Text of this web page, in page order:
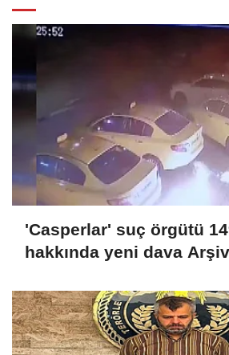
'Casperlar' suç örgütü
hakkında yeni dava